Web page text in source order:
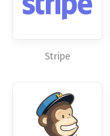
Stripe